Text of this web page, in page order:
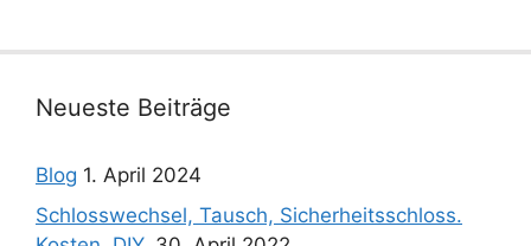
Neueste Beiträge
Blog 1. April 2024
Schlosswechsel, Tausch, Sicherheitsschloss.